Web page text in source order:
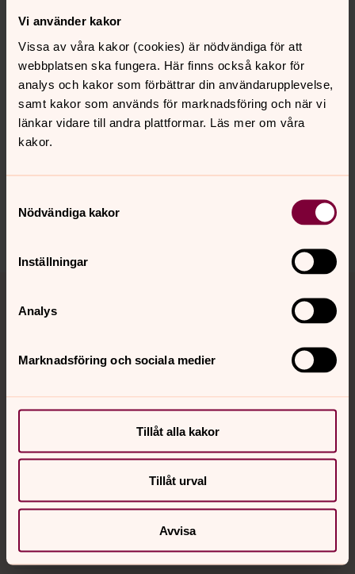
Vi använder kakor
Vissa av våra kakor (cookies) är nödvändiga för att
webbplatsen ska fungera. Här finns också kakor för
analys och kakor som förbättrar din användarupplevelse,
samt kakor som används för marknadsföring och när vi
länkar vidare till andra plattformar. Läs mer om våra
kakor.
Nödvändiga kakor
Inställningar
Analys
Marknadsföring och sociala medier
Tillåt alla kakor
Tillåt urval
Avvisa
Direkt:0371-83119
Senast ändrad 21 januari 2025
innehåll?
Kontakt